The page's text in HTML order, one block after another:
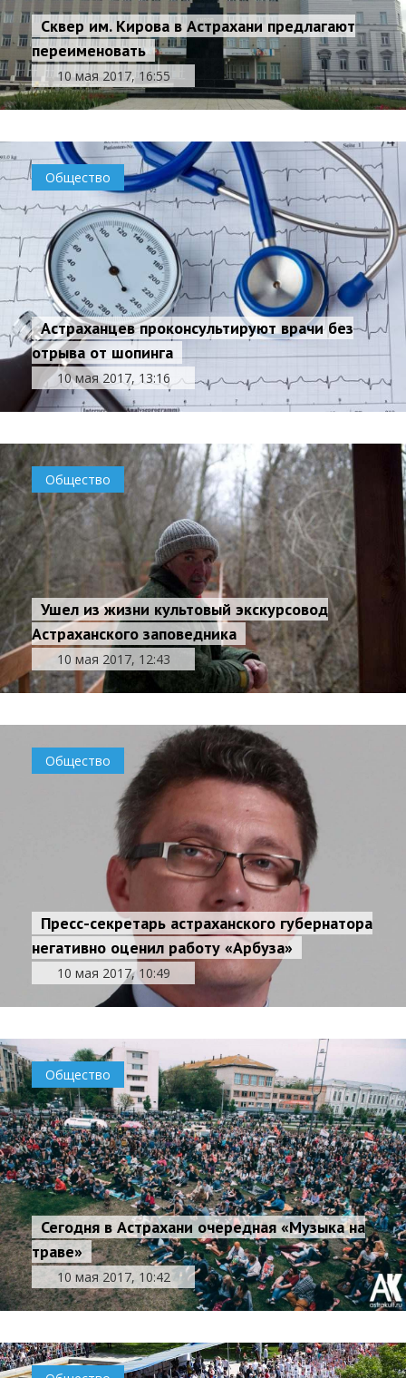
Сквер им. Кирова в Астрахани предлагают
переименовать
10 мая 2017, 16:55
Общество
Астраханцев проконсультируют врачи без
отрыва от шопинга
10 мая 2017, 13:16
Общество
Ушел из жизни культовый экскурсовод
Астраханского заповедника
10 мая 2017, 12:43
Общество
Пресс-секретарь астраханского губернатора
негативно оценил работу «Арбуза»
10 мая 2017, 10:49
Общество
Сегодня в Астрахани очередная «Музыка на
траве»
10 мая 2017, 10:42